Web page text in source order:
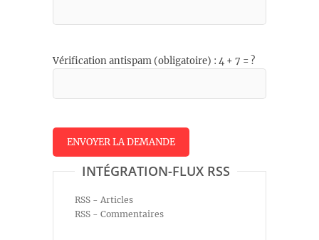
Vérification antispam (obligatoire) : 4 + 7 = ?
INTÉGRATION-FLUX RSS
RSS - Articles
RSS - Commentaires